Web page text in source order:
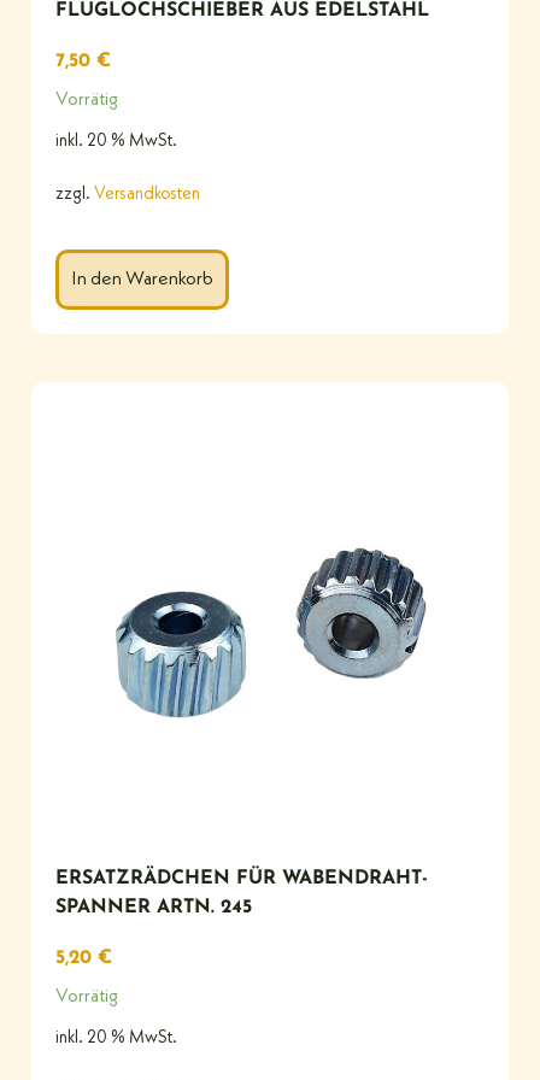
FLUGLOCHSCHIEBER AUS EDELSTAHL
7,50 €
Vorrätig
inkl. 20 % MwSt.
zzgl. Versandkosten
In den Warenkorb
ERSATZRÄDCHEN FÜR WABENDRAHT-
SPANNER ARTN. 245
5,20 €
Vorrätig
inkl. 20 % MwSt.